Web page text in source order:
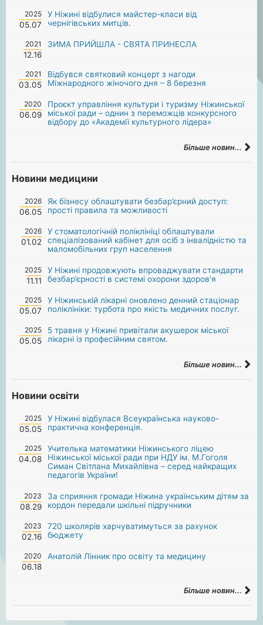
2025
05.07
У Ніжині відбулися майстер-класи від
чернігівських митців.
2021
12.16
ЗИМА ПРИЙШЛА - СВЯТА ПРИНЕСЛА
2021
03.05
Відбувся святковий концерт з нагоди
Міжнародного жіночого дня – 8 березня
2020
06.09
Проєкт управління культури і туризму Ніжинської
міської ради – однин з переможців конкурсного
відбору до «Академії культурного лідера»
Більше новин...
Новини медицини
2026
06.05
Як бізнесу облаштувати безбар’єрний доступ:
прості правила та можливості
2026
01.02
У стоматологічній поліклініці облаштували
спеціалізований кабінет для осіб з інвалідністю та
маломобільних груп населення
2025
11.11
У Ніжині продовжують впроваджувати стандарти
безбар’єрності в системі охорони здоров’я
2025
05.07
У Ніжинській лікарні оновлено денний стаціонар
поліклініки: турбота про якість медичних послуг.
2025
05.05
5 травня у Ніжині привітали акушерок міської
лікарні із професійним святом.
Більше новин...
Новини освіти
2025
05.05
У Ніжині відбулася Всеукраїнська науково-
практична конференція.
2025
04.08
Учителька математики Ніжинського ліцею
Ніжинської міської ради при НДУ ім. М.Гоголя
Симан Світлана Михайлівна – серед найкращих
педагогів України!
2023
08.29
За сприяння громади Ніжина українським дітям за
кордон передали шкільні підручники
2023
02.16
720 школярів харчуватимуться за рахунок
бюджету
2020
06.18
Анатолій Лінник про освіту та медицину
Більше новин...